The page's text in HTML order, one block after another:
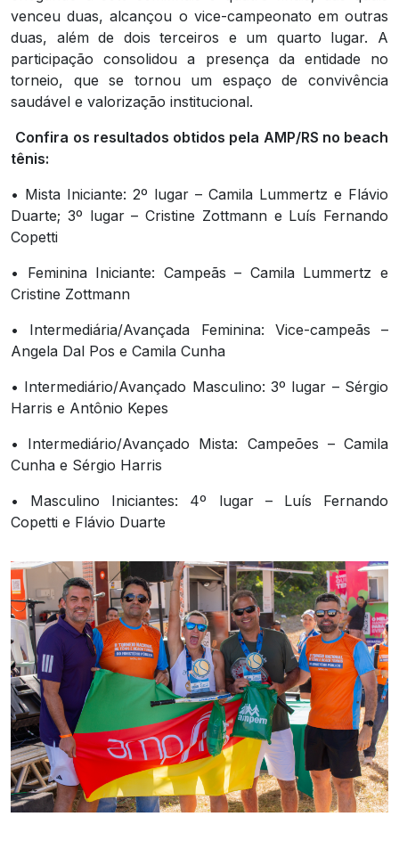
venceu duas, alcançou o vice-campeonato em outras
duas, além de dois terceiros e um quarto lugar. A
participação consolidou a presença da entidade no
torneio, que se tornou um espaço de convivência
saudável e valorização institucional.
Confira os resultados obtidos pela AMP/RS no beach
tênis:
• Mista Iniciante: 2º lugar – Camila Lummertz e Flávio
Duarte; 3º lugar – Cristine Zottmann e Luís Fernando
Copetti
• Feminina Iniciante: Campeãs – Camila Lummertz e
Cristine Zottmann
• Intermediária/Avançada Feminina: Vice-campeãs –
Angela Dal Pos e Camila Cunha
• Intermediário/Avançado Masculino: 3º lugar – Sérgio
Harris e Antônio Kepes
• Intermediário/Avançado Mista: Campeões – Camila
Cunha e Sérgio Harris
• Masculino Iniciantes: 4º lugar – Luís Fernando
Copetti e Flávio Duarte